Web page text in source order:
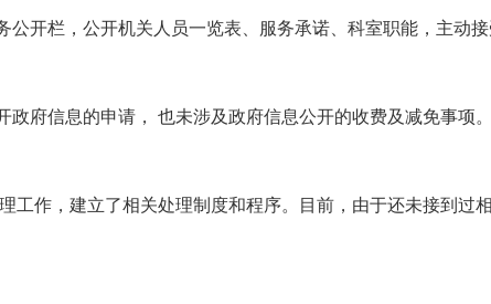
开栏，公开机关人员一览表、服务承诺、科室职能，主动接
政府信息的申请， 也未涉及政府信息公开的收费及减免事项。
作，建立了相关处理制度和程序。目前，由于还未接到过